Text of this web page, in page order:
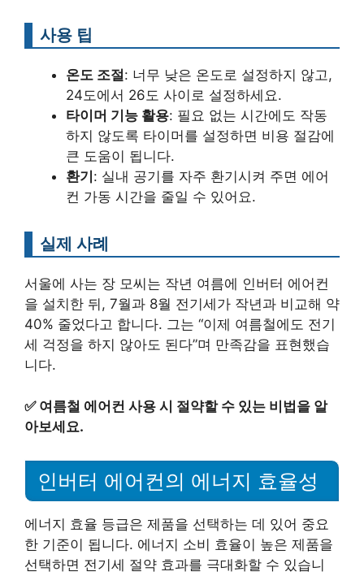
사용 팁
온도 조절: 너무 낮은 온도로 설정하지 않고,
24도에서 26도 사이로 설정하세요.
타이머 기능 활용: 필요 없는 시간에도 작동
하지 않도록 타이머를 설정하면 비용 절감에
큰 도움이 됩니다.
환기 : 실내 공기를 자주 환기시켜 주면 에어
컨 가동 시간을 줄일 수 있어요.
실제 사례
서울에 사는 장 모씨는 작년 여름에 인버터 에어컨
을 설치한 뒤, 7월과 8월 전기세가 작년과 비교해 약
40% 줄었다고 합니다. 그는 “이제 여름철에도 전기
세 걱정을 하지 않아도 된다”며 만족감을 표현했습
니다.
✅ 여름철 에어컨 사용 시 절약할 수 있는 비법을 알
아보세요.
인버터 에어컨의 에너지 효율성
에너지 효율 등급은 제품을 선택하는 데 있어 중요
한 기준이 됩니다. 에너지 소비 효율이 높은 제품을
선택하면 전기세 절약 효과를 극대화할 수 있습니